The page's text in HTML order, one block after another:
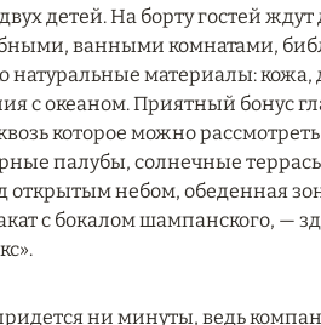
детей. На борту гостей
ванными комнатами,
натуральные материалы:
с океаном. Приятный бонус
которое можно
палубы, солнечные
открытым небом, обеденная
с бокалом шампанского, —
ни минуты, ведь